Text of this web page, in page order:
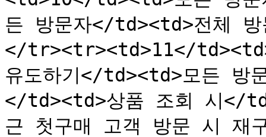
든 방문자</td><td>전체
</tr><tr><td>11</td><td>
유도하기</td><td>모든 방
</td><td>상품 조회 시</
근 첫구매 고객 방문 시 재